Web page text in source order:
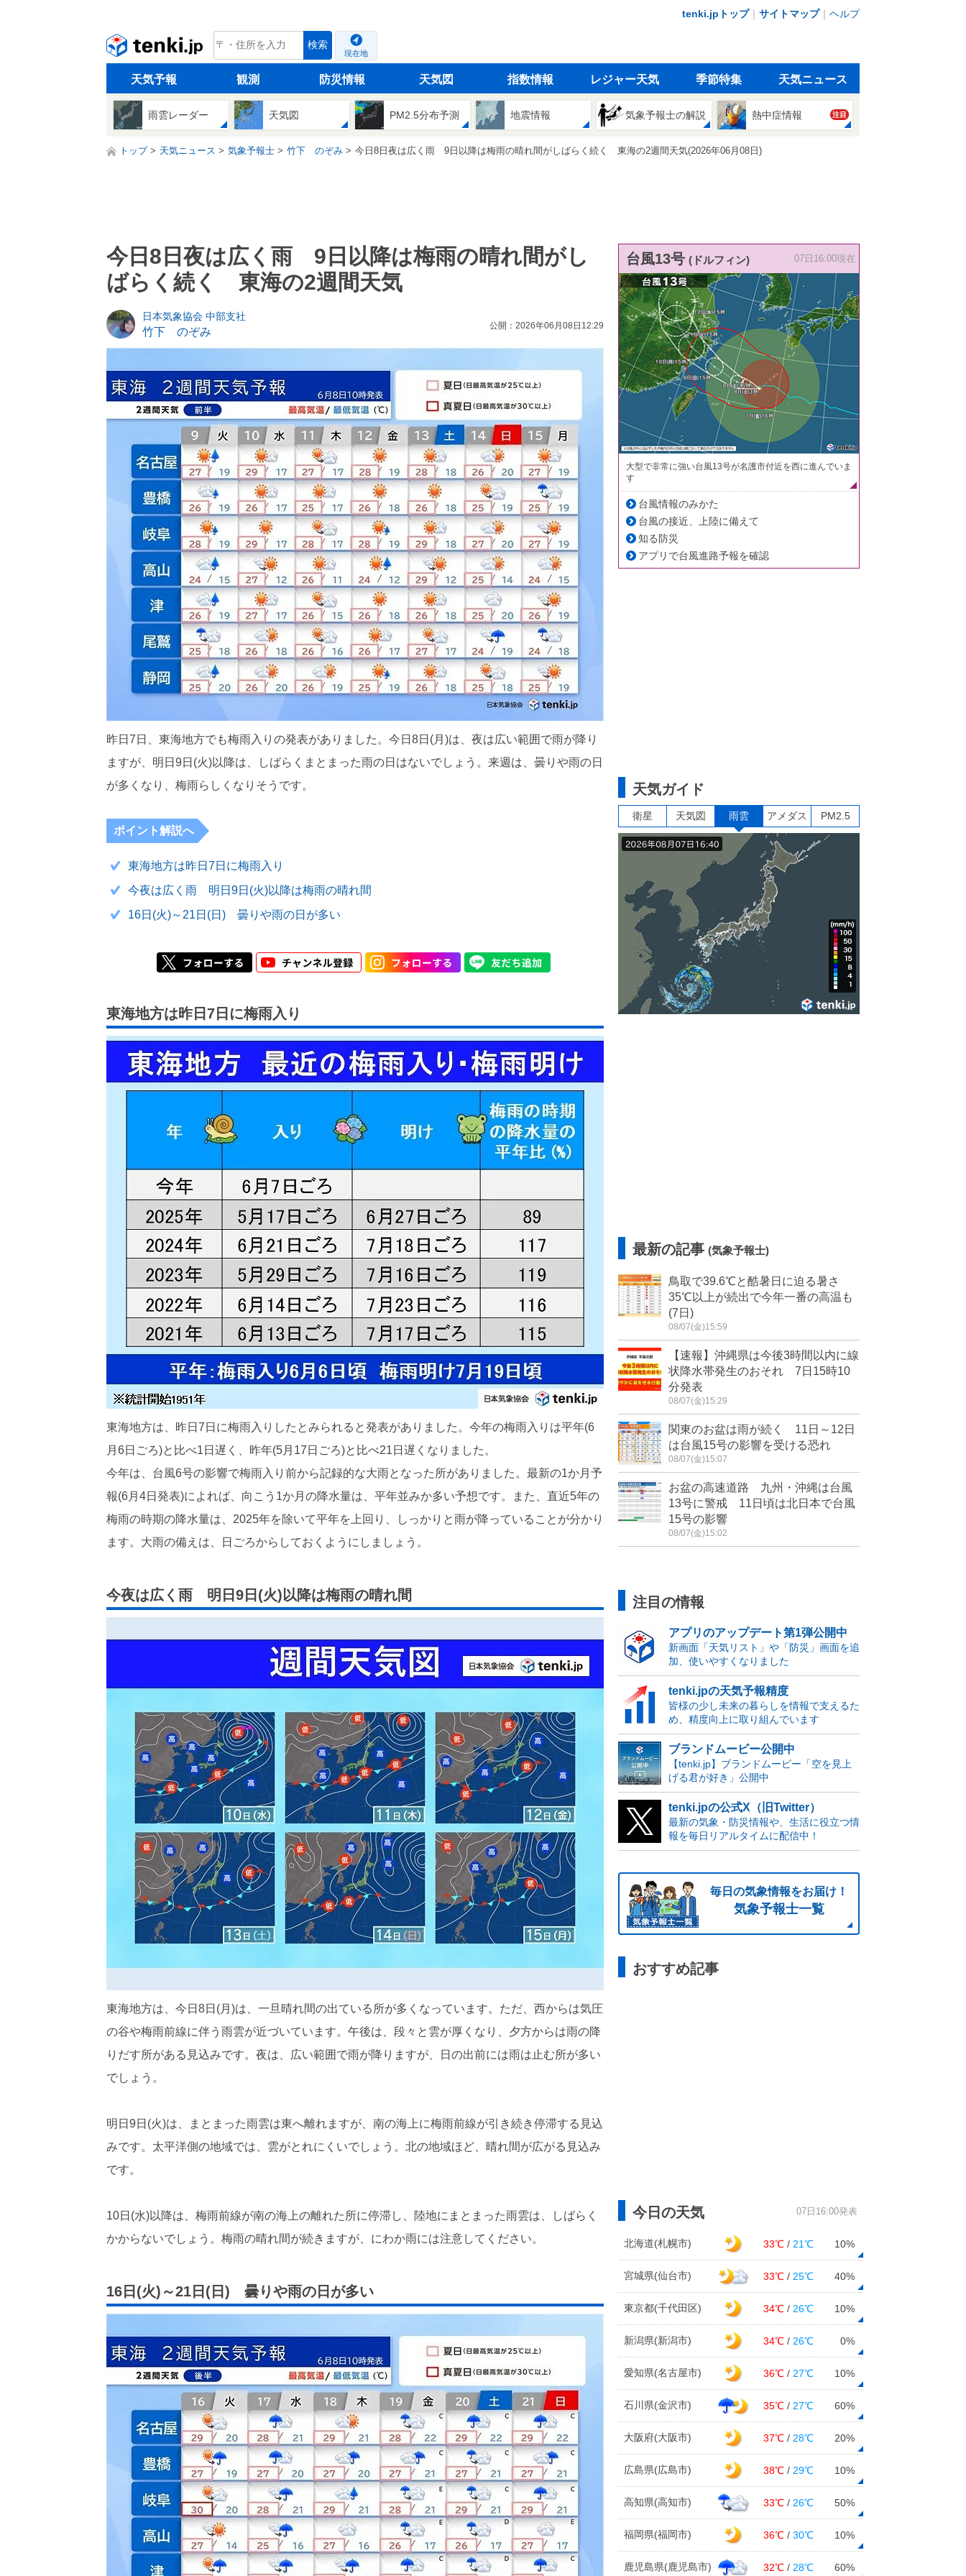
tenki.jpトップ｜ サイトマップ｜ ヘルプ
tenki.jp 検索
現在地
天気予報 観測 防災情報 天気図 指数情報 レジャー天気 季節特集 天気ニュース
雨雲レーダー 天気図 PM2.5分布予測 地震情報 気象予報士の解説 熱中症情報 注目
トップ 天気ニュース 気象予報士 竹下 のぞみ 今日8日夜は広く雨 9日以降は梅雨の晴れ間がしばらく続く 東海の2週間天気(2026年06月08日)
今日8日夜は広く雨 9日以降は梅雨の晴れ間がし
ばらく続く 東海の2週間天気
日本気象協会 中部支社
竹下 のぞみ
公開：2026年06月08日12:29
昨日7日、東海地方でも梅雨入りの発表がありました。今日8日(月)は、夜は広い範囲で雨が降り
ますが、明日9日(火)以降は、しばらくまとまった雨の日はないでしょう。来週は、曇りや雨の日
が多くなり、梅雨らしくなりそうです。
ポイント解説へ
東海地方は昨日7日に梅雨入り
今夜は広く雨 明日9日(火)以降は梅雨の晴れ間
16日(火)～21日(日) 曇りや雨の日が多い
東海地方は昨日7日に梅雨入り
東海地方は、昨日7日に梅雨入りしたとみられると発表がありました。今年の梅雨入りは平年(6
月6日ごろ)と比べ1日遅く、昨年(5月17日ごろ)と比べ21日遅くなりました。
今年は、台風6号の影響で梅雨入り前から記録的な大雨となった所がありました。最新の1か月予
報(6月4日発表)によれば、向こう1か月の降水量は、平年並みか多い予想です。また、直近5年の
梅雨の時期の降水量は、2025年を除いて平年を上回り、しっかりと雨が降っていることが分かり
ます。大雨の備えは、日ごろからしておくようにしましょう。
今夜は広く雨 明日9日(火)以降は梅雨の晴れ間
東海地方は、今日8日(月)は、一旦晴れ間の出ている所が多くなっています。ただ、西からは気圧
の谷や梅雨前線に伴う雨雲が近づいています。午後は、段々と雲が厚くなり、夕方からは雨の降
りだす所がある見込みです。夜は、広い範囲で雨が降りますが、日の出前には雨は止む所が多い
でしょう。
明日9日(火)は、まとまった雨雲は東へ離れますが、南の海上に梅雨前線が引き続き停滞する見込
みです。太平洋側の地域では、雲がとれにくいでしょう。北の地域ほど、晴れ間が広がる見込み
です。
10日(水)以降は、梅雨前線が南の海上の離れた所に停滞し、陸地にまとまった雨雲は、しばらく
かからないでしょう。梅雨の晴れ間が続きますが、にわか雨には注意してください。
16日(火)～21日(日) 曇りや雨の日が多い
台風13号 (ドルフィン) 07日16:00現在
大型で非常に強い台風13号が名護市付近を西に進んでいま
す
台風情報のみかた
台風の接近、上陸に備えて
知る防災
アプリで台風進路予報を確認
天気ガイド
衛星 天気図 雨雲 アメダス PM2.5
最新の記事 (気象予報士)
鳥取で39.6℃と酷暑日に迫る暑さ
35℃以上が続出で今年一番の高温も
(7日)
08/07(金)15:59
【速報】沖縄県は今後3時間以内に線
状降水帯発生のおそれ 7日15時10
分発表
08/07(金)15:29
関東のお盆は雨が続く 11日～12日
は台風15号の影響を受ける恐れ
08/07(金)15:07
お盆の高速道路 九州・沖縄は台風
13号に警戒 11日頃は北日本で台風
15号の影響
08/07(金)15:02
注目の情報
アプリのアップデート第1弾公開中
新画面「天気リスト」や「防災」画面を追
加、使いやすくなりました
tenki.jpの天気予報精度
皆様の少し未来の暮らしを情報で支えるた
め、精度向上に取り組んでいます
ブランドムービー公開中
【tenki.jp】ブランドムービー「空を見上
げる君が好き」公開中
tenki.jpの公式X（旧Twitter）
最新の気象・防災情報や、生活に役立つ情
報を毎日リアルタイムに配信中！
毎日の気象情報をお届け！
気象予報士一覧
おすすめ記事
今日の天気 07日16:00発表
北海道(札幌市) 33℃ / 21℃ 10%
宮城県(仙台市) 33℃ / 25℃ 40%
東京都(千代田区) 34℃ / 26℃ 10%
新潟県(新潟市) 34℃ / 26℃ 0%
愛知県(名古屋市) 36℃ / 27℃ 10%
石川県(金沢市) 35℃ / 27℃ 60%
大阪府(大阪市) 37℃ / 28℃ 20%
広島県(広島市) 38℃ / 29℃ 10%
高知県(高知市) 33℃ / 26℃ 50%
福岡県(福岡市) 36℃ /30℃ 10%
鹿児島県(鹿児島市) 32℃ / 28℃ 60%